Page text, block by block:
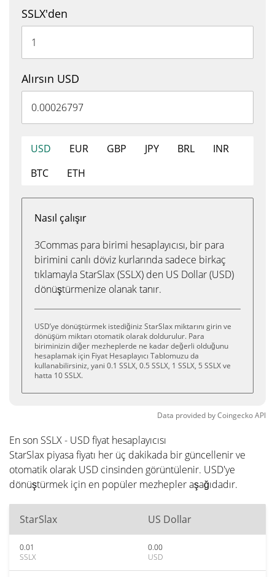
SSLX'den
Alırsın USD
USD EUR GBP JPY BRL
INR
BTC
ETH
Nasıl çalışır
3Commas para birimi hesaplayıcısı, bir para
birimini canlı döviz kurlarında sadece birkaç
tıklamayla StarSlax (SSLX) den US Dollar (USD)
dönüştürmenize olanak tanır.
USD’ye dönüştürmek istediğiniz StarSlax miktarını girin ve
dönüşüm miktarı otomatik olarak doldurulur. Para
biriminizin diğer mezheplerde ne kadar değerli olduğunu
hesaplamak için Fiyat Hesaplayıcı Tablomuzu da
kullanabilirsiniz, yani 0.1 SSLX, 0.5 SSLX, 1 SSLX, 5 SSLX ve
hatta 10 SSLX.
Data provided byCoingeckoAPI
En son SSLX - USD fiyat hesaplayıcısı
StarSlax piyasa fiyatı her üç dakikada bir güncellenir ve
otomatik olarak USD cinsinden görüntülenir. USD'ye
dönüştürmek için en popüler mezhepler aşağıdadır.
StarSlax US Dollar
0.01
SSLX
0.00
USD